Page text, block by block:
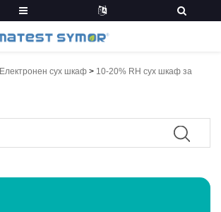
Електронен сух шкаф > 10-20% RH сух шкаф за